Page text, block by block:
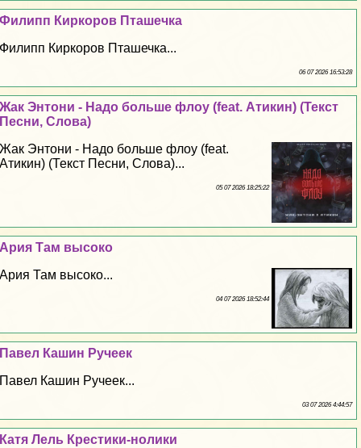
Филипп Киркоров Пташечка
Филипп Киркоров Пташечка...
06 07 2026 16:53:28
Жак Энтони - Надо больше флоу (feat. Атикин) (Текст
Песни, Слова)
Жак Энтони - Надо больше флоу (feat.
Атикин) (Текст Песни, Слова)...
05 07 2026 18:25:22
Ария Там высоко
Ария Там высоко...
04 07 2026 18:52:44
Павел Кашин Ручеек
Павел Кашин Ручеек...
03 07 2026 4:44:57
Катя Лель Крестики-нолики